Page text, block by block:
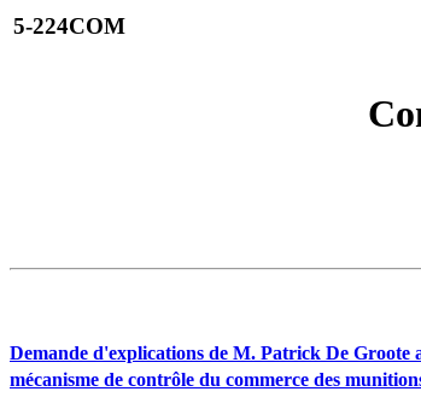
5-224COM
Demande d'explications de M. Patrick De Groote
mécanisme de contrôle du commerce des